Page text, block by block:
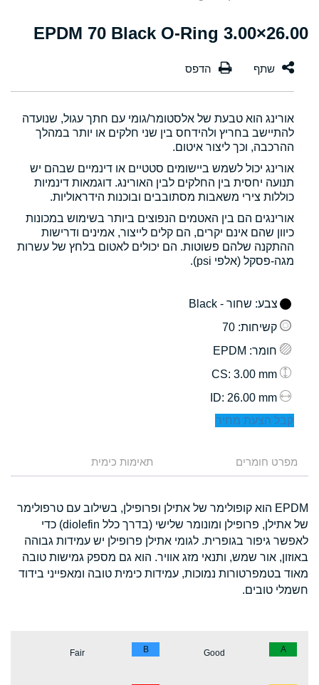
26.00×3.00 EPDM 70 Black O-Ring
אורינג הוא טבעת של אלסטומר/גומי עם חתך עגול, שנועדה
להתיישב בחריץ ולהידחס בין שני חלקים או יותר במהלך
ההרכבה, וכך ליצור איטום.
אורינג יכול לשמש ביישומים סטטיים או דינמיים שבהם יש
תנועה יחסית בין החלקים לבין האורינג. דוגמאות דינמיות
כוללות צירי משאבות מסתובבים ובוכנות הידראוליות.
אורינגים הם בין האטמים הנפוצים ביותר בשימוש במכונות
כיוון שהם אינם יקרים, הם קלים לייצור, אמינים ודרישות
ההתקנה שלהם פשוטות. הם יכולים לאטום בלחץ של עשרות
מגה-פסקל (אלפי psi).
צבע: שחור - Black
קשיחות: 70
חומר: EPDM
: 3.00 mm
: 26.00 mm
קבל הצעת מחיר
מפרט חומרים תאימות כימית
EPDM הוא קופולימר של אתילן ופרופילן, בשילוב עם טרפולימר
של אתילן, פרופילן ומונומר שלישי (בדרך כלל diolefin) כדי
לאפשר גיפור בגופרית. לגומי אתילן פרופילן יש עמידות גבוהה
באוזון, אור שמש, ותנאי מזג אוויר. הוא גם מספק גמישות טובה
מאוד בטמפרטורות נמוכות, עמידות כימית טובה ומאפייני בידוד
חשמלי טובים.
A
Good
B
Fair